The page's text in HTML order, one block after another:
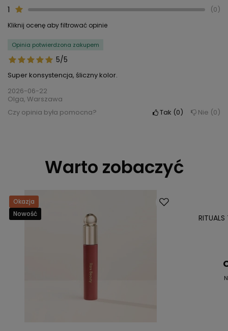
1 0
Kliknij ocenę aby filtrować opinie
5/5
Opinia potwierdzona zakupem
Super konsystencja, śliczny kolor.
2026-06-22
Olga, Warszawa
Czy opinia była pomocna?
Tak 0 Nie 0
Warto zobaczyć
Okazja
Nowość